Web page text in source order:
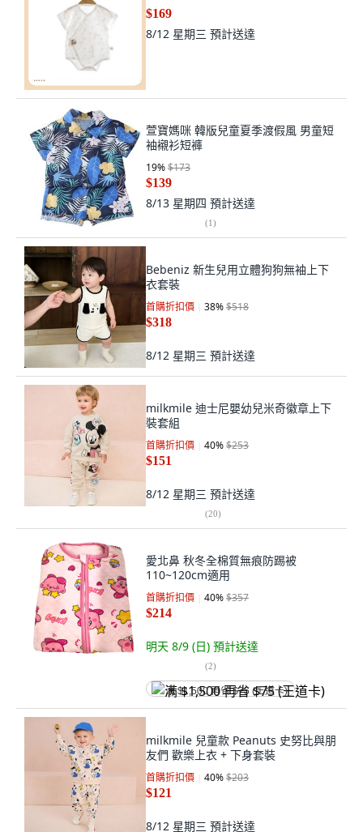
$169
8/12 星期三 預計送達
萱寶媽咪 韓版兒童夏季渡假風 男童短
袖襯衫短褲
19%$173
$139
8/13 星期四 預計送達
(1)
Bebeniz 新生兒用立體狗狗無袖上下
衣套裝
首購折扣價 38%$518
$318
8/12 星期三 預計送達
milkmile 迪士尼嬰幼兒米奇徽章上下
裝套組
首購折扣價 40%$253
$151
8/12 星期三 預計送達
(20)
愛北鼻 秋冬全棉質無痕防踢被
110~120cm適用
首購折扣價 40%$357
$214
明天 8/9 (日) 預計送達
(2)
满 $1,500 再省 $75 (王道卡)
milkmile 兒童款 Peanuts 史努比與朋
友們 歡樂上衣 + 下身套裝
首購折扣價 40%$203
$121
8/12 星期三 預計送達